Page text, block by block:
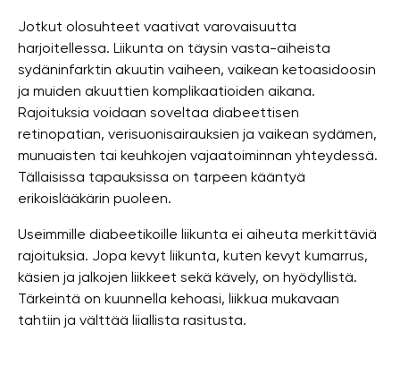
Jotkut olosuhteet vaativat varovaisuutta
harjoitellessa. Liikunta on täysin vasta-aiheista
sydäninfarktin akuutin vaiheen, vaikean ketoasidoosin
ja muiden akuuttien komplikaatioiden aikana.
Rajoituksia voidaan soveltaa diabeettisen
retinopatian, verisuonisairauksien ja vaikean sydämen,
munuaisten tai keuhkojen vajaatoiminnan yhteydessä.
Tällaisissa tapauksissa on tarpeen kääntyä
erikoislääkärin puoleen.
Useimmille diabeetikoille liikunta ei aiheuta merkittäviä
rajoituksia. Jopa kevyt liikunta, kuten kevyt kumarrus,
käsien ja jalkojen liikkeet sekä kävely, on hyödyllistä.
Tärkeintä on kuunnella kehoasi, liikkua mukavaan
tahtiin ja välttää liiallista rasitusta.